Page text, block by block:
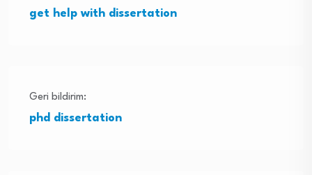
get help with dissertation
Geri bildirim:
phd dissertation